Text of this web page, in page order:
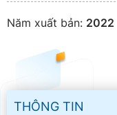
Năm xuất bản: 2022
THÔNG TIN